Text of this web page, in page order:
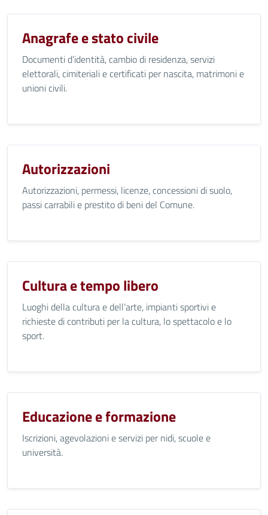
Anagrafe e stato civile
Documenti d’identità, cambio di residenza, servizi
elettorali, cimiteriali e certificati per nascita, matrimoni e
unioni civili.
Autorizzazioni
Autorizzazioni, permessi, licenze, concessioni di suolo,
passi carrabili e prestito di beni del Comune.
Cultura e tempo libero
Luoghi della cultura e dell’arte, impianti sportivi e
richieste di contributi per la cultura, lo spettacolo e lo
sport.
Educazione e formazione
Iscrizioni, agevolazioni e servizi per nidi, scuole e
università.